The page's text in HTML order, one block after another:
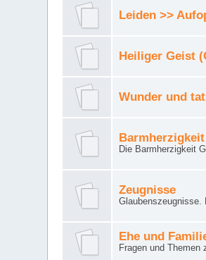
Leiden >>
Heiliger Geist
Wunder und
Barmherzigkeit
Die Barmherzigkeit
Zeugnisse
Glaubenszeugnisse.
Ehe und
Fragen und Themen